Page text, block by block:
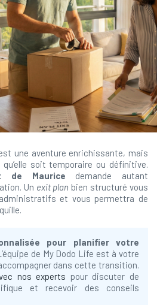
est une aventure enrichissante, mais
soit temporaire ou définitive.
de Maurice demande autant
Un exit plan bien structuré vous
et vous permettra de
pour planifier votre
de My Dodo Life est à votre
dans cette transition.
nos experts pour discuter de
et recevoir des conseils